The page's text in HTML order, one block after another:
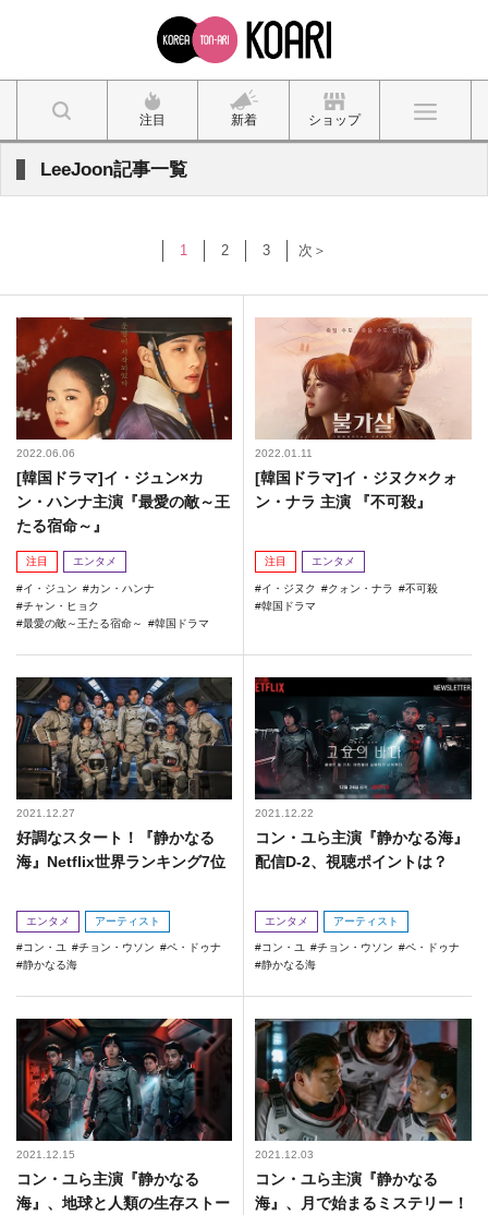
注目 新着 ショップ
LeeJoon記事一覧
1 2 3 次＞
2022.06.06
[韓国ドラマ]イ・ジュン×カ
ン・ハンナ主演『最愛の敵～王
たる宿命～』
注目 エンタメ
イ・ジュン
カン・ハンナ
チャン・ヒョク
最愛の敵～王たる宿命～
韓国ドラマ
2022.01.11
[韓国ドラマ]イ・ジヌク×クォ
ン・ナラ 主演 『不可殺』
注目 エンタメ
イ・ジヌク クォン・ナラ
不可殺
韓国ドラマ
2021.12.27
好調なスタート！『静かなる
海』Netflix世界ランキング7位
エンタメ アーティスト
コン・ユ チョン・ウソン
ペ・ドゥナ
静かなる海
2021.12.22
コン・ユら主演『静かなる海』
配信D-2、視聴ポイントは？
エンタメ アーティスト
コン・ユ チョン・ウソン
ペ・ドゥナ
静かなる海
2021.12.15
コン・ユら主演『静かなる
海』、地球と人類の生存ストー
2021.12.03
コン・ユら主演『静かなる
海』、月で始まるミステリー！